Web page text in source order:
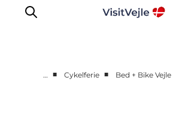
… ■ Cykelferie ■ Bed + Bike Vejle